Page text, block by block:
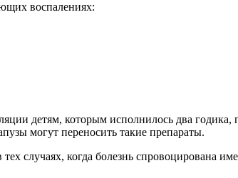
воспалениях:
детям, которым исполнилось два годика,
могут переносить такие препараты.
случаях, когда болезнь спровоцирована